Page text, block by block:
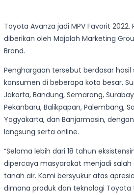
Toyota Avanza jadi MPV Favorit 2022.
diberikan oleh Majalah Marketing
Brand.
Penghargaan tersebut berdasar hasil
konsumen di beberapa kota besar.
Jakarta, Bandung, Semarang,
Pekanbaru, Balikpapan, Palembang,
Yogyakarta, dan Banjarmasin,
langsung serta online.
“Selama lebih dari 18 tahun
dipercaya masyarakat menjadi salah
tanah air. Kami bersyukur atas
dimana produk dan teknologi